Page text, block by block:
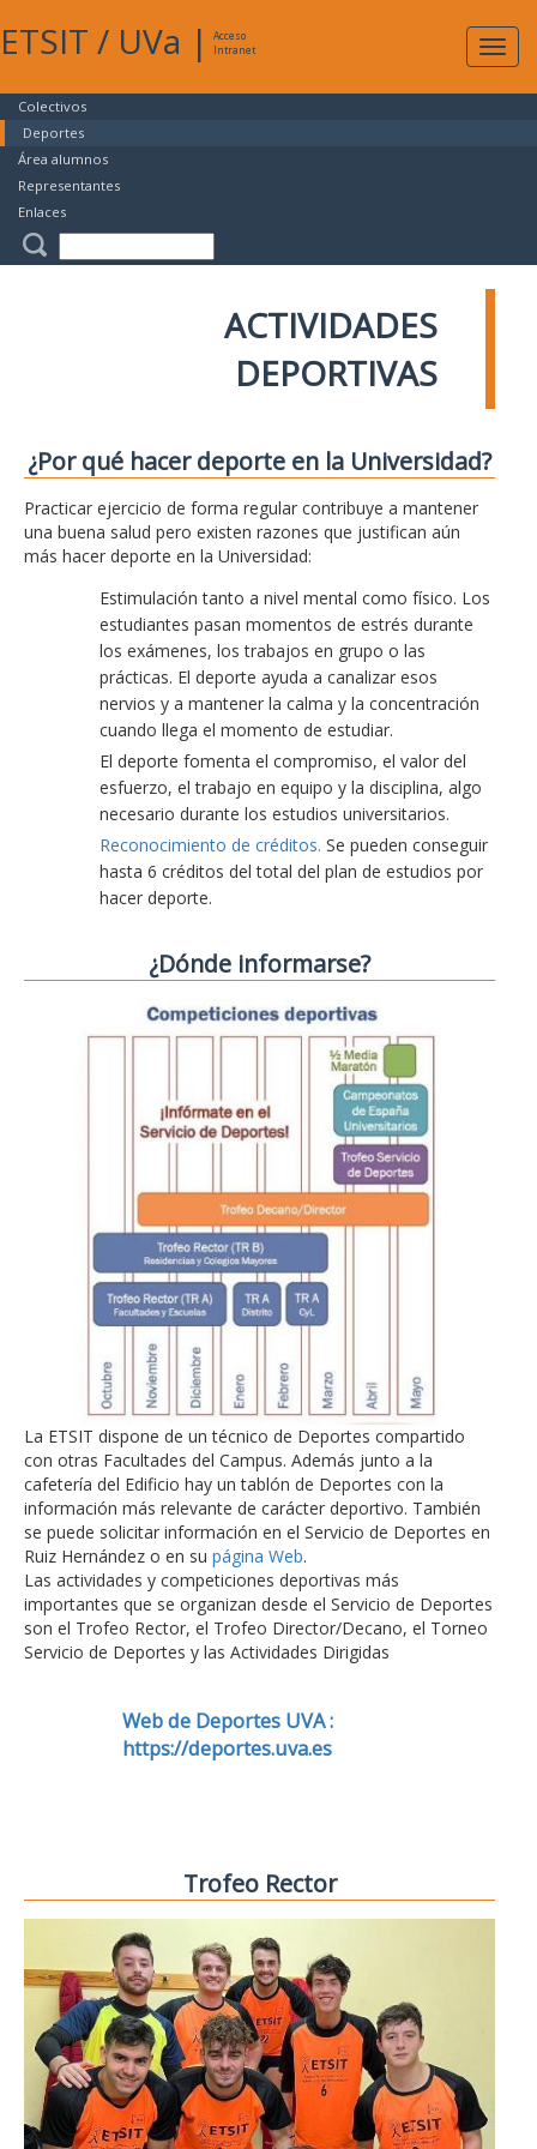
ETSIT / UVa |
Acceso
Intranet
Colectivos
Deportes
Área alumnos
Representantes
Enlaces
ACTIVIDADES
DEPORTIVAS
¿Por qué hacer deporte en la Universidad?
Practicar ejercicio de forma regular contribuye a mantener
una buena salud pero existen razones que justifican aún
más hacer deporte en la Universidad:
Estimulación tanto a nivel mental como físico. Los
estudiantes pasan momentos de estrés durante
los exámenes, los trabajos en grupo o las
prácticas. El deporte ayuda a canalizar esos
nervios y a mantener la calma y la concentración
cuando llega el momento de estudiar.
El deporte fomenta el compromiso, el valor del
esfuerzo, el trabajo en equipo y la disciplina, algo
necesario durante los estudios universitarios.
Reconocimiento de créditos. Se pueden conseguir
hasta 6 créditos del total del plan de estudios por
hacer deporte.
¿Dónde informarse?
La ETSIT dispone de un técnico de Deportes compartido
con otras Facultades del Campus. Además junto a la
cafetería del Edificio hay un tablón de Deportes con la
información más relevante de carácter deportivo. También
se puede solicitar información en el Servicio de Deportes en
Ruiz Hernández o en su página Web.
Las actividades y competiciones deportivas más
importantes que se organizan desde el Servicio de Deportes
son el Trofeo Rector, el Trofeo Director/Decano, el Torneo
Servicio de Deportes y las Actividades Dirigidas
Web de Deportes UVA :
https://deportes.uva.es
Trofeo Rector